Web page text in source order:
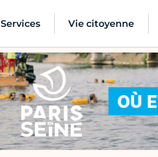
Services Vie citoyenne